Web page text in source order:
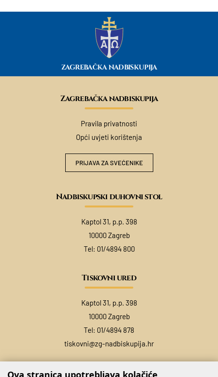
ZAGREBAČKA NADBISKUPIJA
Zagrebačka nadbiskupija
Pravila privatnosti
Opći uvjeti korištenja
PRIJAVA ZA SVEĆENIKE
Nadbiskupski duhovni stol
Kaptol 31, p.p. 398
10000 Zagreb
Tel: 01/4894 800
Tiskovni ured
Kaptol 31, p.p. 398
10000 Zagreb
Tel: 01/4894 878
tiskovni@zg-nadbiskupija.hr
Ova stranica upotrebljava kolačiće